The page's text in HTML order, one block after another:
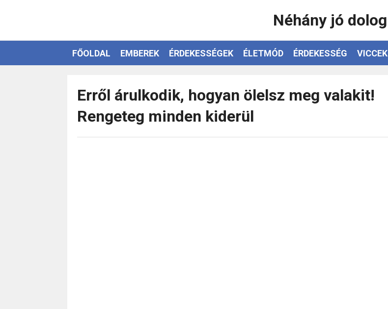
Néhány jó dolog
FŐOLDAL EMBEREK ÉRDEKESSÉGEK ÉLETMÓD ÉRDEKESSÉG VICCEK
Erről árulkodik, hogyan ölelsz meg valakit!
Rengeteg minden kiderül